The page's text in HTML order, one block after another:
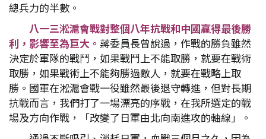
總兵力的半數。
八一三淞滬會戰對整個八年抗戰和中國贏得最後勝
利，影響至為巨大。 蔣委員長曾說過，作戰的勝負雖然
決定於軍隊的戰鬥，如果戰鬥上不能取勝，就要在戰術
取勝，如果戰術上不能夠勝過敵人，就要在戰略上取
勝。國軍在淞滬會戰一役雖然最後退守轉進，但對長期
抗戰而言，我們打了一場漂亮的序戰，在我所選定的戰
場及方向作戰，「改變了日軍由北向南進攻的軸線」。